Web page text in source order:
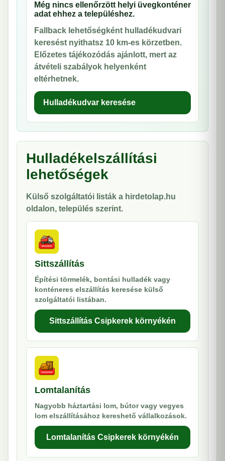
Még nincs ellenőrzött helyi üvegkonténer
adat ehhez a településhez.
Fallback lehetőségként hulladékudvari
keresést nyithatsz 10 km-es körzetben.
Előzetes tájékozódás ajánlott, mert az
átvételi szabályok helyenként
eltérhetnek.
Hulladékudvar keresése
Hulladékelszállítási
lehetőségek
Külső szolgáltatói listák a hirdetolap.hu
oldalon, település szerint.
Sittszállítás
Építési törmelék, bontási hulladék vagy
konténeres elszállítás keresése külső
szolgáltatói listában.
Sittszállítás Csipkerek környékén
Lomtalanítás
Nagyobb háztartási lom, bútor vagy vegyes
lom elszállításához kereshető vállalkozások.
Lomtalanítás Csipkerek környékén